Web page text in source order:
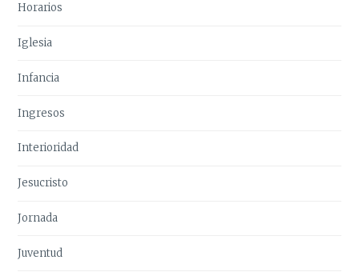
Horarios
Iglesia
Infancia
Ingresos
Interioridad
Jesucristo
Jornada
Juventud